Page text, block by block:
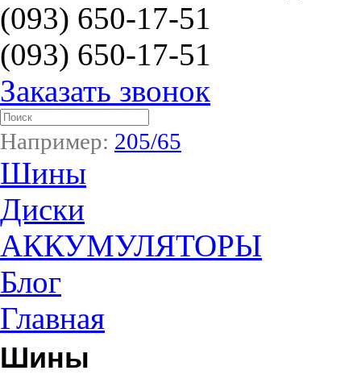
(093) 650-17-51
(093) 650-17-51
Заказать звонок
Например: 205/65
Шины
Диски
АККУМУЛЯТОРЫ
Блог
Главная
Шины